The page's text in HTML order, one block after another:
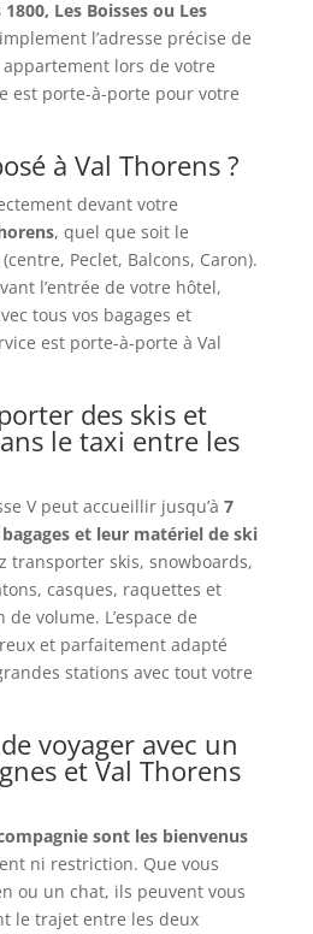
Les Boisses ou Les
l’adresse précise de
lors de votre
est porte-à-porte pour votre
à Val Thorens ?
devant votre
, quel que soit le
Peclet, Balcons, Caron).
l’entrée de votre hôtel,
tous vos bagages et
est porte-à-porte à Val
des skis et
le taxi entre les
V peut accueillir jusqu’à 7
et leur matériel de ski
transporter skis, snowboards,
casques, raquettes et
volume. L’espace de
et parfaitement adapté
stations avec tout votre
voyager avec un
et Val Thorens
sont les bienvenus
ni restriction. Que vous
ou un chat, ils peuvent vous
le trajet entre les deux